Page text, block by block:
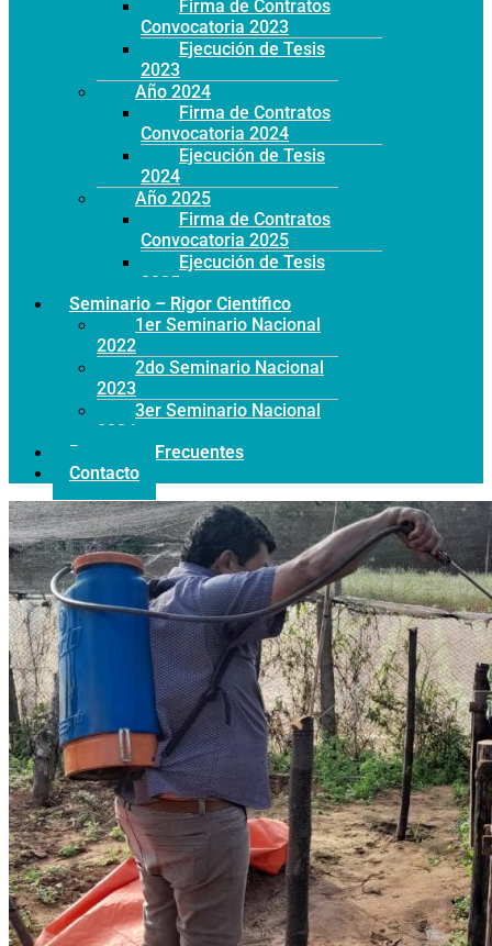
Firma de Contratos
Convocatoria 2023
Ejecución de Tesis
2023
Año 2024
Firma de Contratos
Convocatoria 2024
Ejecución de Tesis
2024
Año 2025
Firma de Contratos
Convocatoria 2025
Ejecución de Tesis
2025
Seminario – Rigor Científico
1er Seminario Nacional
2022
2do Seminario Nacional
2023
3er Seminario Nacional
2024
Preguntas Frecuentes
Contacto